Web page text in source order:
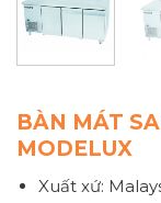
BÀN MÁT
MODELUX
Xuất xứ: